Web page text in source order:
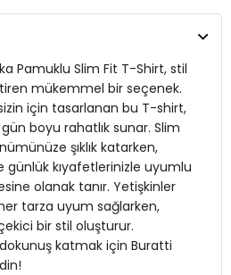
Pamuklu Slim Fit T-Shirt, stil
mükemmel bir seçenek.
için tasarlanan bu T-shirt,
boyu rahatlık sunar. Slim
şıklık katarken,
günlük kıyafetlerinizle uyumlu
olanak tanır. Yetişkinler
tarza uyum sağlarken,
bir stil oluşturur.
katmak için Buratti